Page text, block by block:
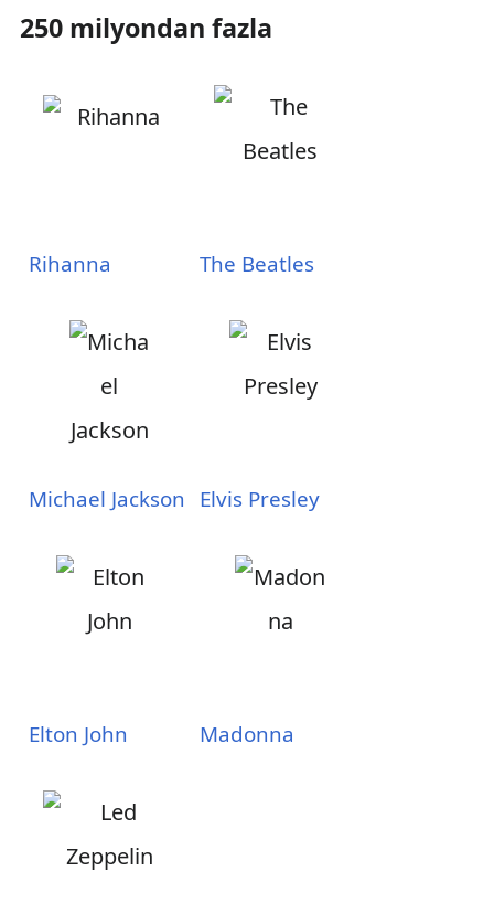
250 milyondan fazla
Rihanna The Beatles
Michael Jackson Elvis Presley
Elton John Madonna